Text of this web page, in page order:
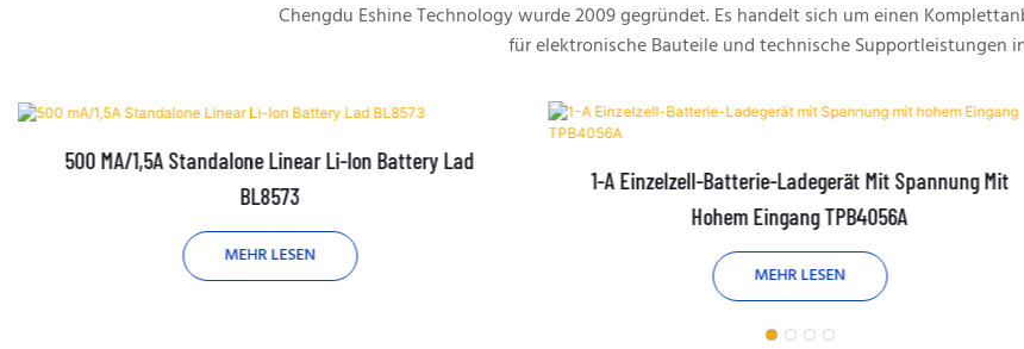
Chengdu Eshine Technology wurde 2009 gegründet. Es handelt sich um einen
für elektronische Bauteile und technische Supportleistungen
500 MA/1,5A Standalone Linear Li-Ion Battery Lad
BL8573
MEHR LESEN
1-A Einzelzell-Batterie-Ladegerät Mit Spannung Mit
Hohem Eingang TPB4056A
MEHR LESEN